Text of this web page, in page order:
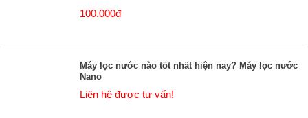
100.000đ
Máy lọc nước nào tốt nhất hiện nay? Máy lọc nước
Nano
Liên hệ được tư vấn!